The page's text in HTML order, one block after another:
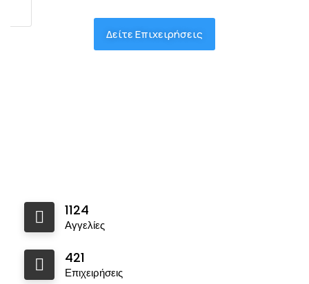
Δείτε Επιχειρήσεις
1124
Αγγελίες
421
Επιχειρήσεις